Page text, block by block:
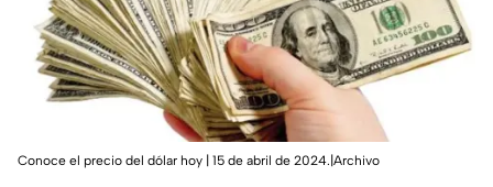
Conoce el precio del dólar hoy | 15 de abril de 2024.|Archivo